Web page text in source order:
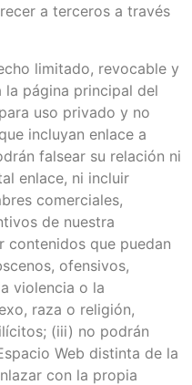
a terceros a través
limitado, revocable y
la página principal del
uso privado y no
incluyan enlace a
falsear su relación ni
enlace, ni incluir
comerciales,
de nuestra
contenidos que puedan
ofensivos,
violencia o la
raza o religión,
(iii) no podrán
Web distinta de la
con la propia